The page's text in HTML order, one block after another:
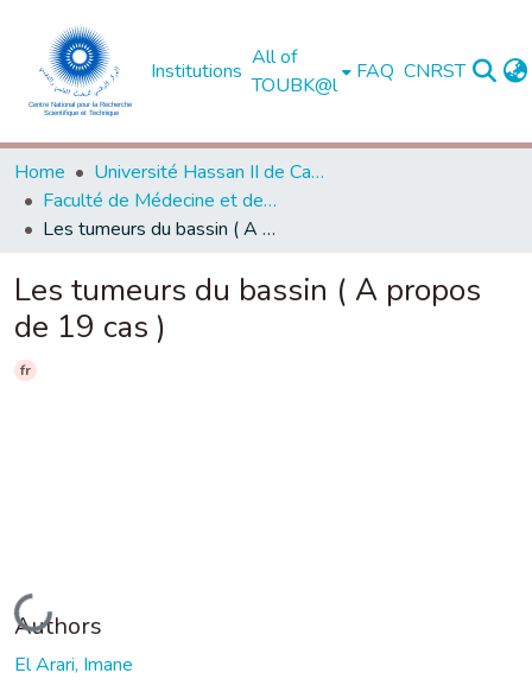
Institutions
All of
TOUBK@l
FAQ CNRST
Home
Université Hassan II de Casablanca
Faculté de Médecine et de Pharmacie - Casablanca
Les tumeurs du bassin ( A propos de 19 cas )
Les tumeurs du bassin ( A propos
de 19 cas )
fr
Loading...
Authors
El Arari, Imane